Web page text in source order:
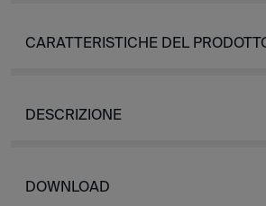
CARATTERISTICHE DEL
DESCRIZIONE
DOWNLOAD